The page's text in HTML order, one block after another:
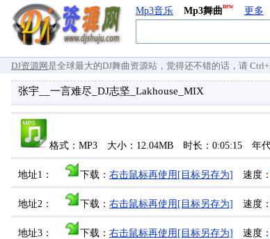
Mp3音乐 Mp3舞曲new 更多
DJ资源网 是全球最大的DJ舞曲资源站，觉得还不错的话，请
张宇__一言难尽_DJ志坚_Lakhouse_MIX
格式：MP3 大小：12.04MB 时长：0:05:15 年
地址1： 下载： 右击鼠标再使用[目标另存为] 速度：
地址2： 下载： 右击鼠标再使用[目标另存为] 速度：
地址3： 下载： 右击鼠标再使用[目标另存为] 速度：